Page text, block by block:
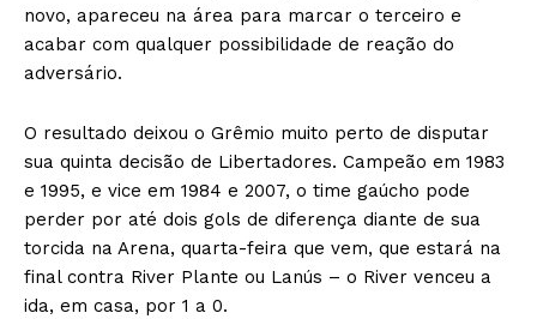
novo, apareceu na área para marcar o terceiro e
acabar com qualquer possibilidade de reação do
adversário.
O resultado deixou o Grêmio muito perto de disputar
sua quinta decisão de Libertadores. Campeão em 1983
e 1995, e vice em 1984 e 2007, o time gaúcho pode
perder por até dois gols de diferença diante de sua
torcida na Arena, quarta-feira que vem, que estará na
final contra River Plante ou Lanús – o River venceu a
ida, em casa, por 1 a 0.